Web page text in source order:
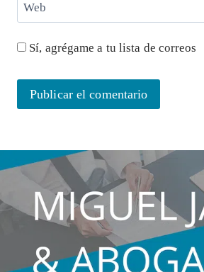
Web
Sí, agrégame a tu lista de correos